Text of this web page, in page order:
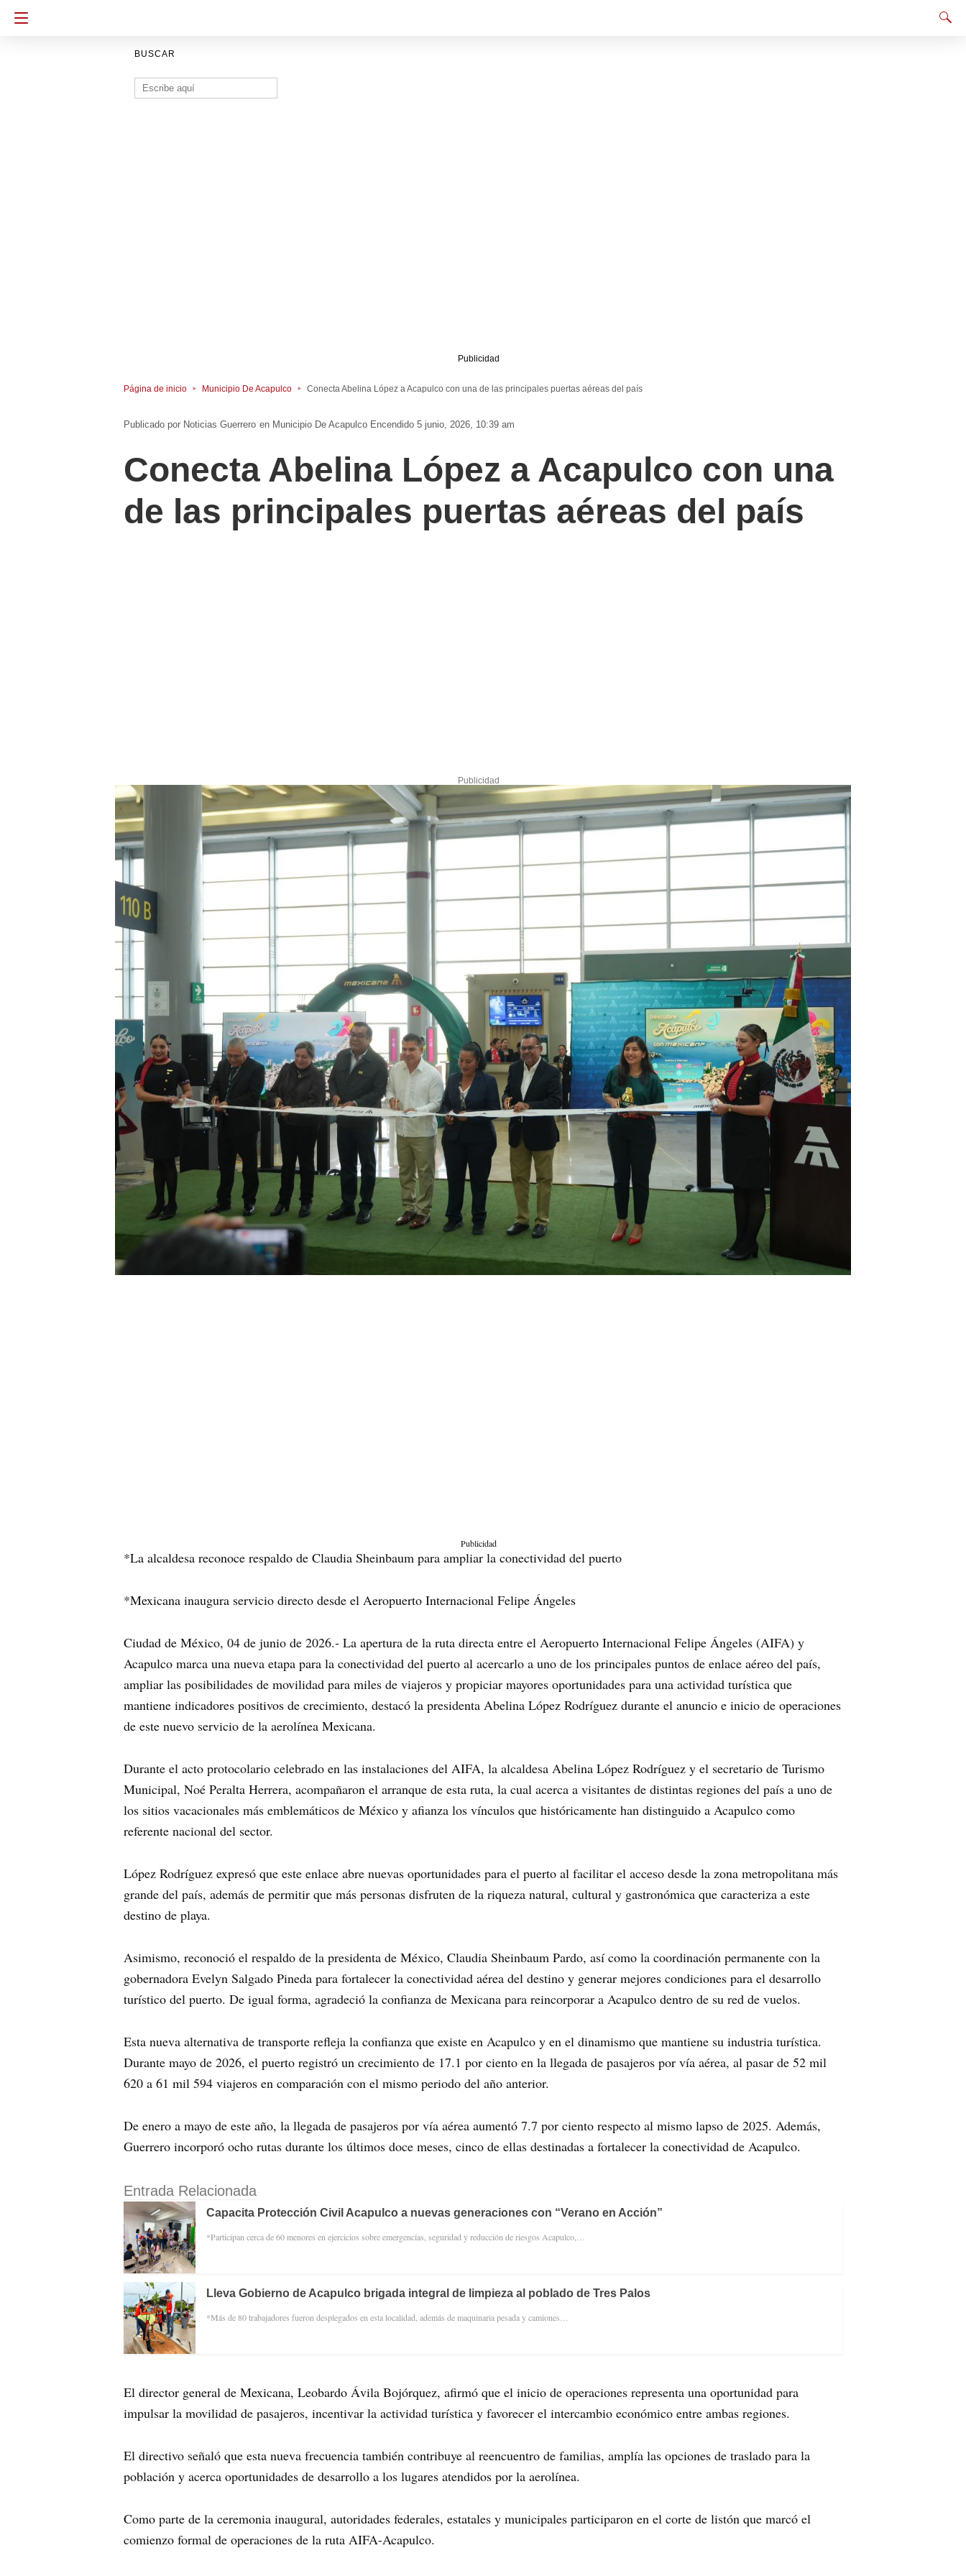
BUSCAR
Buscar:
Publicidad
Página de inicio Municipio De Acapulco Conecta Abelina López a Acapulco con una de las principales puertas aéreas del país
Noticias Guerrero en Municipio De Acapulco Encendido 5 junio, 2026, 10:39 am
Conecta Abelina López a Acapulco con una
de las principales puertas aéreas del país
Publicidad
Publicidad
*La alcaldesa reconoce respaldo de Claudia Sheinbaum para ampliar la conectividad del puerto
*Mexicana inaugura servicio directo desde el Aeropuerto Internacional Felipe Ángeles
Ciudad de México, 04 de junio de 2026.- La apertura de la ruta directa entre el Aeropuerto Internacional Felipe Ángeles (AIFA) y
Acapulco marca una nueva etapa para la conectividad del puerto al acercarlo a uno de los principales puntos de enlace aéreo del país,
ampliar las posibilidades de movilidad para miles de viajeros y propiciar mayores oportunidades para una actividad turística que
mantiene indicadores positivos de crecimiento, destacó la presidenta Abelina López Rodríguez durante el anuncio e inicio de operaciones
de este nuevo servicio de la aerolínea Mexicana.
Durante el acto protocolario celebrado en las instalaciones del AIFA, la alcaldesa Abelina López Rodríguez y el secretario de Turismo
Municipal, Noé Peralta Herrera, acompañaron el arranque de esta ruta, la cual acerca a visitantes de distintas regiones del país a uno de
los sitios vacacionales más emblemáticos de México y afianza los vínculos que históricamente han distinguido a Acapulco como
referente nacional del sector.
López Rodríguez expresó que este enlace abre nuevas oportunidades para el puerto al facilitar el acceso desde la zona metropolitana más
grande del país, además de permitir que más personas disfruten de la riqueza natural, cultural y gastronómica que caracteriza a este
destino de playa.
Asimismo, reconoció el respaldo de la presidenta de México, Claudia Sheinbaum Pardo, así como la coordinación permanente con la
gobernadora Evelyn Salgado Pineda para fortalecer la conectividad aérea del destino y generar mejores condiciones para el desarrollo
turístico del puerto. De igual forma, agradeció la confianza de Mexicana para reincorporar a Acapulco dentro de su red de vuelos.
Esta nueva alternativa de transporte refleja la confianza que existe en Acapulco y en el dinamismo que mantiene su industria turística.
Durante mayo de 2026, el puerto registró un crecimiento de 17.1 por ciento en la llegada de pasajeros por vía aérea, al pasar de 52 mil
620 a 61 mil 594 viajeros en comparación con el mismo periodo del año anterior.
De enero a mayo de este año, la llegada de pasajeros por vía aérea aumentó 7.7 por ciento respecto al mismo lapso de 2025. Además,
Guerrero incorporó ocho rutas durante los últimos doce meses, cinco de ellas destinadas a fortalecer la conectividad de Acapulco.
Entrada Relacionada
Capacita Protección Civil Acapulco a nuevas generaciones con “Verano en Acción”
*Participan cerca de 60 menores en ejercicios sobre emergencias, seguridad y reducción de riesgos Acapulco,…
Lleva Gobierno de Acapulco brigada integral de limpieza al poblado de Tres Palos
*Más de 80 trabajadores fueron desplegados en esta localidad, además de maquinaria pesada y camiones…
El director general de Mexicana, Leobardo Ávila Bojórquez, afirmó que el inicio de operaciones representa una oportunidad para
impulsar la movilidad de pasajeros, incentivar la actividad turística y favorecer el intercambio económico entre ambas regiones.
El directivo señaló que esta nueva frecuencia también contribuye al reencuentro de familias, amplía las opciones de traslado para la
población y acerca oportunidades de desarrollo a los lugares atendidos por la aerolínea.
Como parte de la ceremonia inaugural, autoridades federales, estatales y municipales participaron en el corte de listón que marcó el
comienzo formal de operaciones de la ruta AIFA-Acapulco.